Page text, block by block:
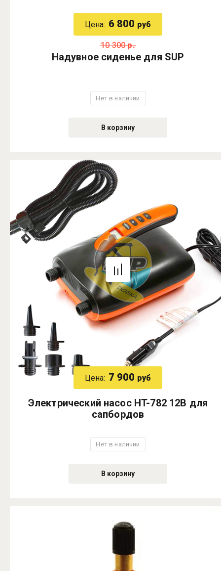
Цена: 6 800 руб
10 300 р.
Надувное сиденье для SUP
Нет в наличии
В корзину
Цена: 7 900 руб
Электрический насос HT-782 12В для
сапбордов
Нет в наличии
В корзину